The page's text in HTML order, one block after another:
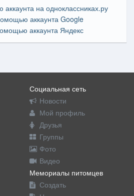
Социальная сеть
Новости
Мой профиль
Друзья
Группы
Фото
Видео
Мемориалы питомцев
Создать